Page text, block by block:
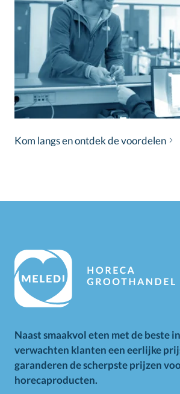
Kom langs en ontdek de voordelen
Naast smaakvol eten met de beste
verwachten klanten een eerlijke
garanderen de scherpste prijzen
horecaproducten.